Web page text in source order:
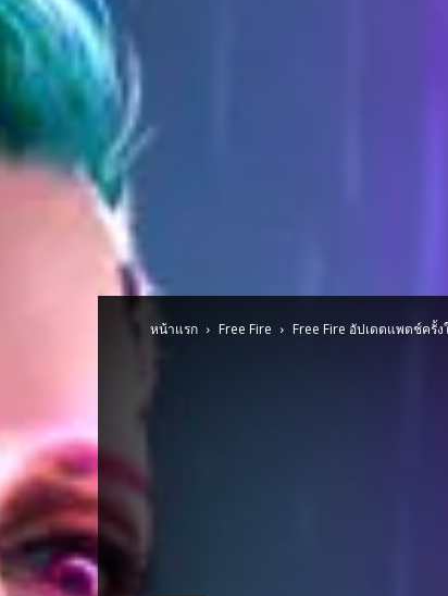
หน้าแรก Free Fire Free Fire อัปเดตแพตช์ครั้